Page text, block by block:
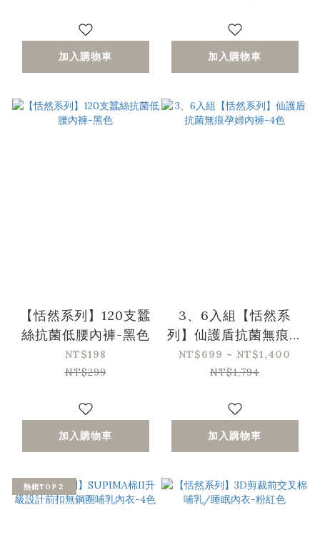
加入購物車 加入購物車
【恬然系列】120支蠶
絲抗菌低腰內褲-黑色
NT$198
NT$299
加入購物車
3、6入組【恬然系
列】仙護盾抗菌無痕孕
婦內褲-4色
NT$699 ~ NT$1,400
NT$1,794
加入購物車
熱銷TOP２